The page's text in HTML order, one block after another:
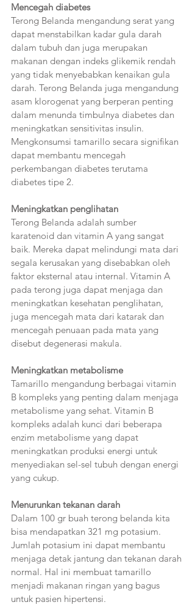
Mencegah diabetes
Terong Belanda mengandung serat yang
dapat menstabilkan kadar gula darah
dalam tubuh dan juga merupakan
makanan dengan indeks glikemik rendah
yang tidak menyebabkan kenaikan gula
darah. Terong Belanda juga mengandung
asam klorogenat yang berperan penting
dalam menunda timbulnya diabetes dan
meningkatkan sensitivitas insulin.
Mengkonsumsi tamarillo secara signifikan
dapat membantu mencegah
perkembangan diabetes terutama
diabetes tipe 2.
Meningkatkan penglihatan
Terong Belanda adalah sumber
karatenoid dan vitamin A yang sangat
baik. Mereka dapat melindungi mata dari
segala kerusakan yang disebabkan oleh
faktor eksternal atau internal. Vitamin A
pada terong juga dapat menjaga dan
meningkatkan kesehatan penglihatan,
juga mencegah mata dari katarak dan
mencegah penuaan pada mata yang
disebut degenerasi makula.
Meningkatkan metabolisme
Tamarillo mengandung berbagai vitamin
B kompleks yang penting dalam menjaga
metabolisme yang sehat. Vitamin B
kompleks adalah kunci dari beberapa
enzim metabolisme yang dapat
meningkatkan produksi energi untuk
menyediakan sel-sel tubuh dengan energi
yang cukup.
Menurunkan tekanan darah
Dalam 100 gr buah terong belanda kita
bisa mendapatkan 321 mg potasium.
Jumlah potasium ini dapat membantu
menjaga detak jantung dan tekanan darah
normal. Hal ini membuat tamarillo
menjadi makanan ringan yang bagus
untuk pasien hipertensi.